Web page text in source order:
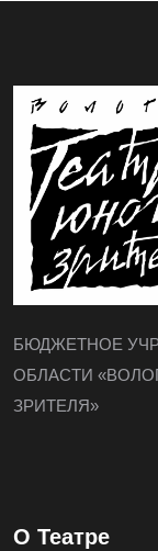
БЮДЖЕТНОЕ
ОБЛАСТИ
ЗРИТЕЛЯ»
О Театре